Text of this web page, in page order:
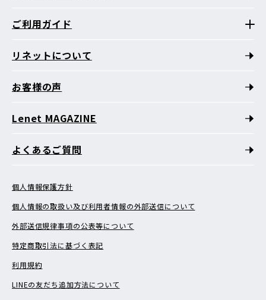
ご利用ガイド
リネットについて
お客様の声
Lenet MAGAZINE
よくあるご質問
個人情報保護方針
個人情報の取扱い及び利用者情報の外部送信について
外部送信規律事項の公表等について
特定商取引法に基づく表記
利用規約
LINEの友だち追加方法について